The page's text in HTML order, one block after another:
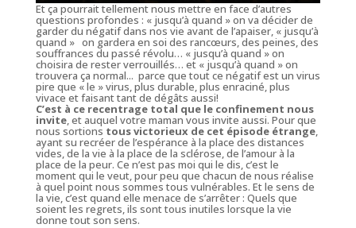
Et ça pourrait tellement nous mettre en face d’autres
questions profondes : « jusqu’à quand » on va décider de
garder du négatif dans nos vie avant de l’apaiser, « jusqu’à
quand » on gardera en soi des rancœurs, des peines, des
souffrances du passé révolu… « jusqu’à quand » on
choisira de rester verrouillés… et « jusqu’à quand » on
trouvera ça normal... parce que tout ce négatif est un virus
pire que « le » virus , plus durable, plus enraciné, plus
vivace et faisant tant de dégâts aussi!
C’est à ce recentrage total que le confinement nous
invite, et auquel votre maman vous invite aussi. Pour que
nous sortions tous victorieux de cet épisode étrange,
ayant su recréer de l’espérance à la place des distances
vides, de la vie à la place de la sclérose, de l’amour à la
place de la peur. Ce n’est pas moi qui le dis, c’est le
moment qui le veut, pour peu que chacun de nous réalise
à quel point nous sommes tous vulnérables. Et le sens de
la vie, c’est quand elle menace de s’arrêter : Quels que
soient les regrets, ils sont tous inutiles lorsque la vie
donne tout son sens.